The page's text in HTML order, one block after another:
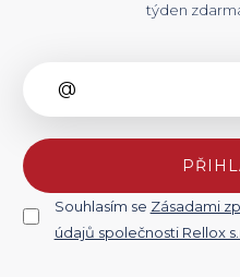
týden
Souhlasím se Zásadami
údajů společnosti Rellox